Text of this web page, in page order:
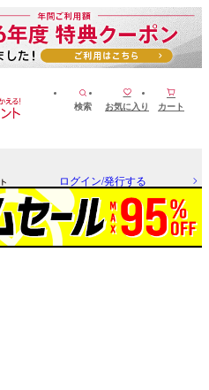
検索 お気に入り カート
ログイン/発行する